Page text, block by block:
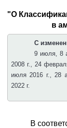
"О
в
С
9 июля, 8
2008 г., 24
июля 2016 г., 28
2022 г.
В